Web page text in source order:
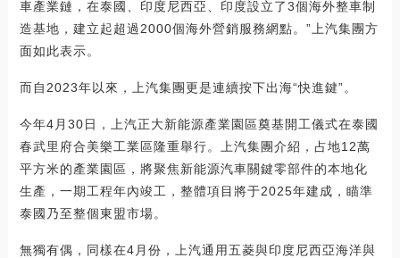
車產業鏈，在泰國、印度尼西亞、印度設立了3個海外整車制
造基地，建立起超過2000個海外營銷服務網點。”上汽集團方
面如此表示。
而自2023年以來，上汽集團更是連續按下出海“快進鍵”。
今年4月30日，上汽正大新能源產業園區奠基開工儀式在泰國
春武里府合美樂工業區隆重舉行。上汽集團介紹，占地12萬
平方米的產業園區，將聚焦新能源汽車關鍵零部件的本地化
生產，一期工程年內竣工，整體項目將于2025年建成，瞄準
泰國乃至整個東盟市場。
無獨有偶，同樣在4月份，上汽通用五菱與印度尼西亞海洋與